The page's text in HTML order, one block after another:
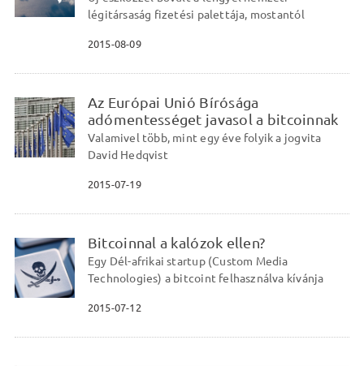
légitársaság fizetési palettája, mostantól
2015-08-09
Az Európai Unió Bírósága
adómentességet javasol a bitcoinnak
Valamivel több, mint egy éve folyik a jogvita
David Hedqvist
2015-07-19
Bitcoinnal a kalózok ellen?
Egy Dél-afrikai startup (Custom Media
Technologies) a bitcoint felhasználva kívánja
2015-07-12